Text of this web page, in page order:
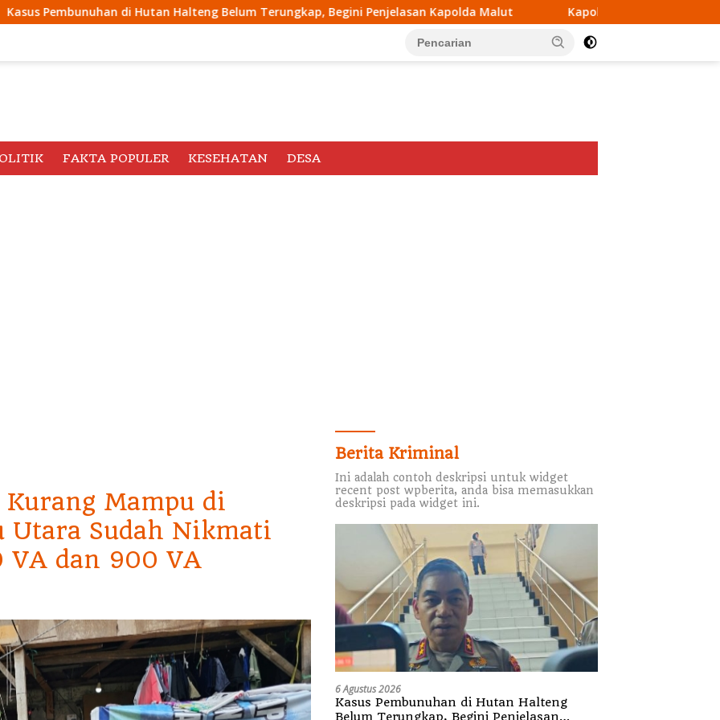
Halteng Belum Terungkap, Begini Penjelasan Kapolda Malut Kapolda Maluku Utara Tegaskan akan Pecat
FAKTA POPULER KESEHATAN DESA
Kurang Mampu di
Utara Sudah Nikmati
VA dan 900 VA
Berita Kriminal
Ini adalah contoh deskripsi untuk widget
recent post wpberita, anda bisa memasukkan
deskripsi pada widget ini.
6 Agustus 2026
Kasus Pembunuhan di Hutan Halteng
Belum Terungkap, Begini Penjelasan